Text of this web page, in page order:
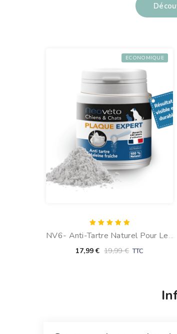
ECONOMIQUE
5.00
NV6- Anti-Tartre Naturel Pour Les
Dents Du Chien : Plaque Expert
17,99€ 19,99€ TTC